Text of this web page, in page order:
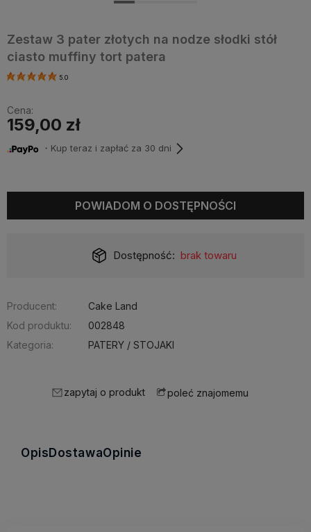
Zestaw 3 pater złotych na nodze słodki stół
ciasto muffiny tort patera
5.0
Cena:
159,00 zł
・Kup teraz i zapłać za 30 dni
POWIADOM O DOSTĘPNOŚCI
Dostępność: brak towaru
Producent:
Cake Land
Kod produktu:
002848
Kategoria:
PATERY / STOJAKI
zapytaj o produkt poleć znajomemu
Opis DostawaOpinie